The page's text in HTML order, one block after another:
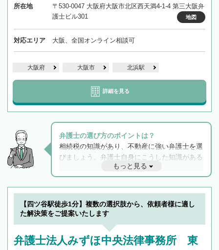
所在地
〒530-0047 大阪府大阪市北区西天満4-1-4 第三大阪弁
護士ビル301
地図
対応エリア 大阪、全国オンライン相談可
大阪府 大阪市 北浜駅
詳細を見る
弁護士の選び方のポイントは？
相続税の知識があり、不動産に強い弁護士を選
びましょう。弁護士自身にこうした知識がある
と他士業との連携もスムーズに進み、トラブル
解決のみならず相続をトータルで任せることが
できます。また、相続は感情がからむ分野なの
でフィーリングも重要です。実際に電話や面談
で複数の弁護士と会話をしてウマが合う方に依
もっと見る
【四ツ谷駅徒歩1分】複数の選択肢から、依頼者様に適し
た解決策をご提案いたします
弁護士法人みずほ中央法律事務所 東